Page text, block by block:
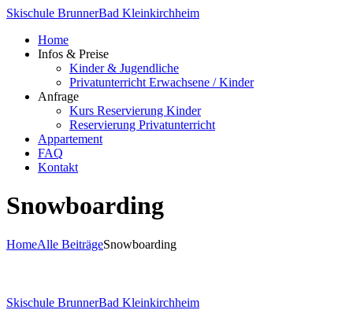
Skischule BrunnerBad Kleinkirchheim
Home
Infos & Preise
Kinder & Jugendliche
Privatunterricht Erwachsene / Kinder
Anfrage
Kurs Reservierung Kinder
Reservierung Privatunterricht
Appartement
FAQ
Kontakt
Snowboarding
HomeAlle BeiträgeSnowboarding
Skischule BrunnerBad Kleinkirchheim